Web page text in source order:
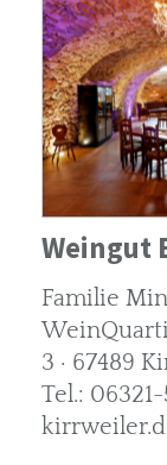
Weingut
Familie
3 · 67489
Tel.: